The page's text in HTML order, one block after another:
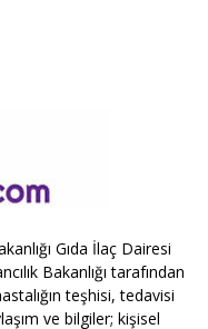
Gıda İlaç Dairesi
Bakanlığı tarafından
teşhisi, tedavisi
ve bilgiler; kişisel